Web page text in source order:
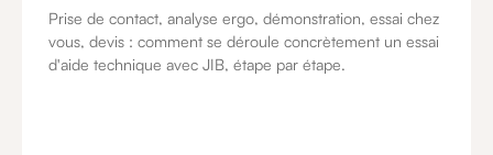
Prise de contact, analyse ergo, démonstration, essai chez
vous, devis : comment se déroule concrètement un essai
d'aide technique avec JIB, étape par étape.